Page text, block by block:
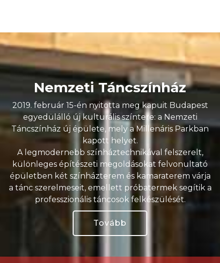
Nemzeti Táncszínház
2019. február 15-én nyitotta meg kapuit Budapest
egyedülálló új kulturális színtere: a Nemzeti
Táncszínház új épülete, mely a Millenáris Parkban
kapott helyet.
A legmodernebb színháztechnikával felszerelt,
különleges építészeti megoldásokat felvonultató
épületben két színházterem és kamaraterem várja
a tánc szerelmeseit, emellett próbatermek segítik a
professzionális táncosok felkészülését.
Tovább